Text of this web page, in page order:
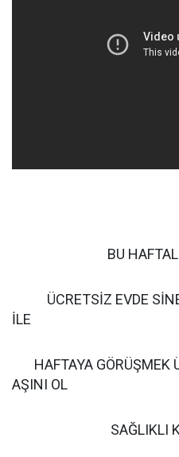
BU HAFTALIK
ÜCRETSİZ EVDE
İLE
HAFTAYA GÖRÜŞMEK
AŞINI OL
SAĞLIKLI KAL